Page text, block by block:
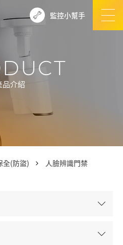
監控小幫手
品介紹
全(防盜) 人臉辨識門禁